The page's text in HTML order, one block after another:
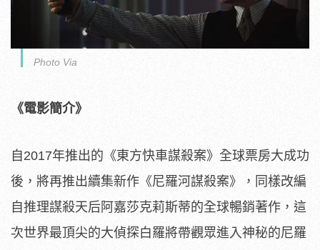
Photo Via
《電影簡介》
自2017年推出的《東方快車謀殺案》全球票房大成功
後， 將再推出續集新作《尼羅河謀殺案》， 同樣改編
自推理謀殺天后阿嘉莎克莉斯蒂的全球暢銷著作， 這
次世界最頂尖的大偵探白羅將帶觀眾進入神秘的尼羅